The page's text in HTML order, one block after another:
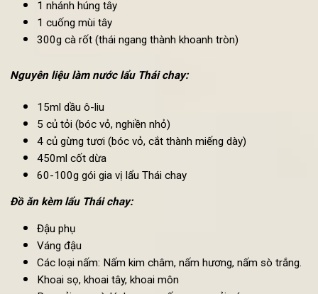
100g cần tây
40g củ thì là
150g hành khô (bóc vỏ, thái mỏng)
1 nhánh húng tây
300g cà rốt (thái ngang thành khoanh tròn)
Nguyên liệu làm nước lẩu Thái chay:
5 củ tỏi (bóc vỏ, nghiền nhỏ)
4 củ gừng tươi (bóc vỏ, cắt thành miếng dày)
450ml cốt dừa
60-100g gói gia vị lẩu Thái chay
Đồ ăn kèm lẩu Thái chay: